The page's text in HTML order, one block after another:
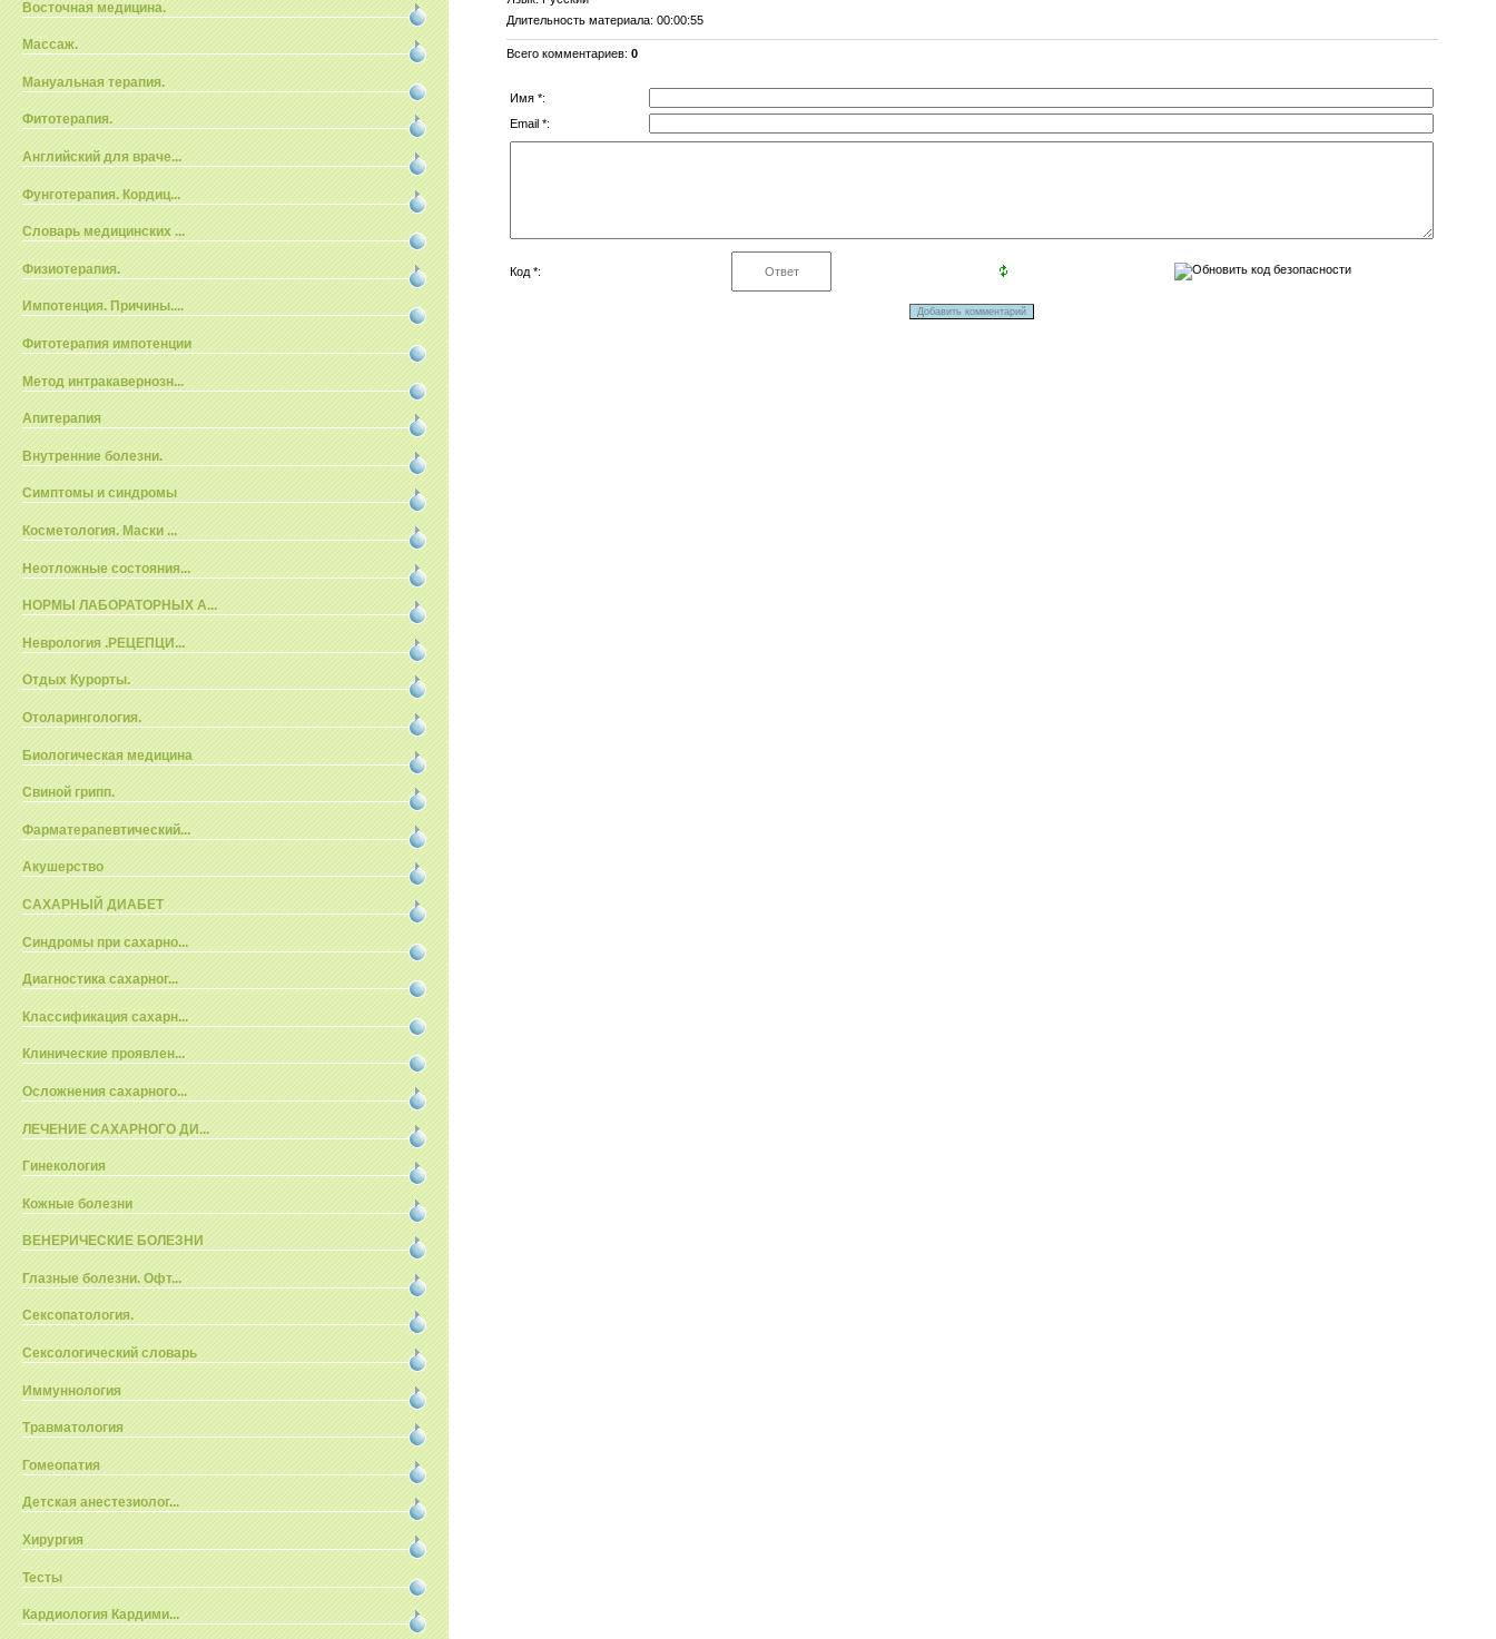
Восточная медицина.
Массаж.
Мануальная терапия.
Фитотерапия.
Английский для враче...
Фунготерапия. Кордиц...
Словарь медицинских ...
Физиотерапия.
Импотенция. Причины....
Фитотерапия импотенции
Метод интракавернозн...
Апитерапия
Внутренние болезни.
Симптомы и синдромы
Косметология. Маски ...
Неотложные состояния...
НОРМЫ ЛАБОРАТОРНЫХ А...
Неврология .РЕЦЕПЦИ...
Отдых Курорты.
Отоларингология.
Биологическая медицина
Свиной грипп.
Фарматерапевтический...
Акушерство
САХАРНЫЙ ДИАБЕТ
Синдромы при сахарно...
Диагностика сахарног...
Классификация сахарн...
Клинические проявлен...
Осложнения сахарного...
ЛЕЧЕНИЕ САХАРНОГО ДИ...
Гинекология
Кожные болезни
ВЕНЕРИЧЕСКИЕ БОЛЕЗНИ
Глазные болезни. Офт...
Сексопатология.
Сексологический словарь
Иммуннология
Травматология
Гомеопатия
Детская анестезиолог...
Хирургия
Тесты
Кардиология Кардими...
Длительность материала: 00:00:55
Всего комментариев:0
Имя *:
Email *:
Код *: